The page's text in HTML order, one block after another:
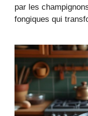
par les
fongiques qui